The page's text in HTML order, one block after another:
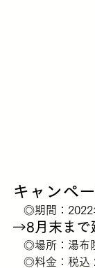
キャンペ
◎期間：2022
→8月末まで
◎場所：湯布
◎料金：税込